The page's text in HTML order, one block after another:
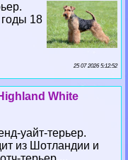
18
25 07 2026 5:12:52
White
уайт-терьер.
из Шотландии и